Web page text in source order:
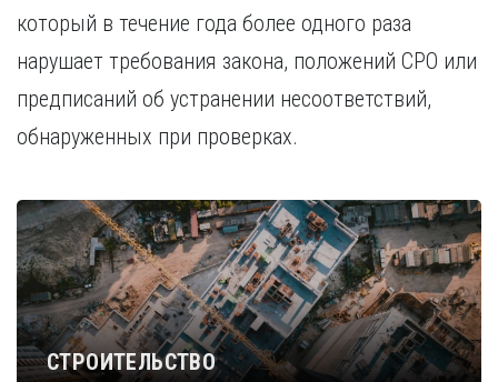
который в течение года более одного раза
нарушает требования закона, положений СРО или
предписаний об устранении несоответствий,
обнаруженных при проверках.
СТРОИТЕЛЬСТВО